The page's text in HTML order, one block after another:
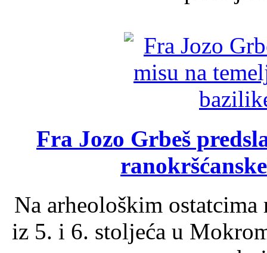
Fra Jozo Grbeš
Na arheološkim
iz 5. i 6. stoljeća u